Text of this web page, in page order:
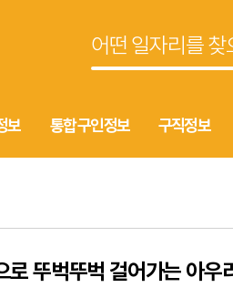
보 통합 구인정보 구직정보
로 뚜벅뚜벅 걸어가는 아우